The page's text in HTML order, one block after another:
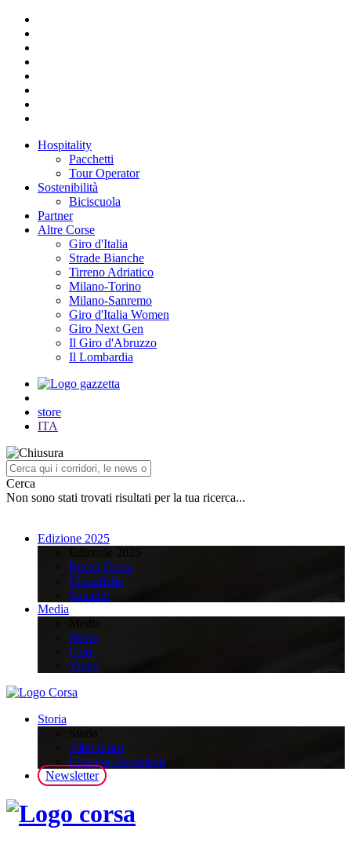
Hospitality
Pacchetti
Tour Operator
Sostenibilità
Biciscuola
Partner
Altre Corse
Giro d'Italia
Strade Bianche
Tirreno Adriatico
Milano-Torino
Milano-Sanremo
Giro d'Italia Women
Giro Next Gen
Il Giro d'Abruzzo
Il Lombardia
store
ITA
Cerca
Non sono stati trovati risultati per la tua ricerca...
Edizione 2025
Recap Corsa
Classifiche
Squadre
Media
News
Foto
Video
Storia
Albo d’oro
Edizioni Precedenti
Newsletter